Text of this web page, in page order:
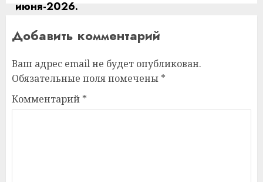
Добавить комментарий
Ваш адрес email не будет опубликован.
Обязательные поля помечены *
Комментарий *